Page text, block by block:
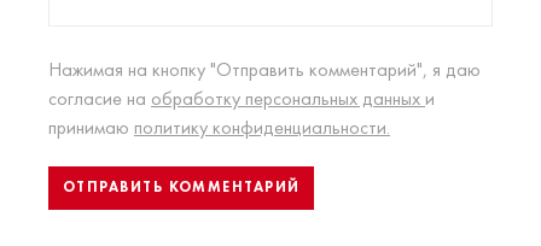
Нажимая на кнопку "Отправить комментарий", я даю
согласие на обработку персональных данных и
принимаю политику конфиденциальности.